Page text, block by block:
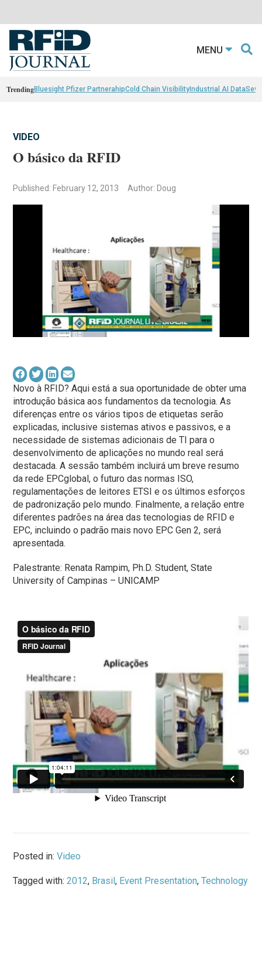
MENU
TrendingBluesight Pfizer PartnerahipCold Chain VisibilityIndustrial AI Data
VIDEO
O básico da RFID
Published: February 12, 2013 Author: Doug
Novo à RFID? Aqui está a sua oportunidade de obter uma
introdução básica aos fundamentos da tecnologia. As
diferenças entre os vários tipos de etiquetas serão
explicadas, inclusive sistemas ativos e passivos, e a
necessidade de sistemas adicionais de TI para o
desenvolvimento de aplicações no mundo real será
destacada. A sessão também incluirá um breve resumo
da rede EPCglobal, o futuro das normas ISO,
regulamentações de leitores ETSI e os últimos esforços
de padronização pelo mundo. Finalmente, a relação entre
diferentes padrões na área das tecnologias de RFID e
EPC, incluindo o padrão mais novo EPC Gen 2, será
apresentada.
Palestrante: Renata Rampim, Ph.D. Student, State
University of Campinas – UNICAMP
Posted in:Video
Tagged with:2012, Brasil, Event Presentation,Technology